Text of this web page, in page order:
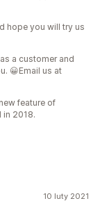
hope you will try us
a customer and
😀Email us at
feature of
in 2018.
10 luty 2021